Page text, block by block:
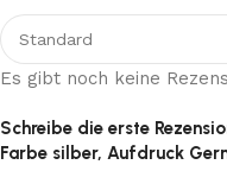
Es gibt noch keine
Schreibe die erste
Farbe silber, Aufdruck